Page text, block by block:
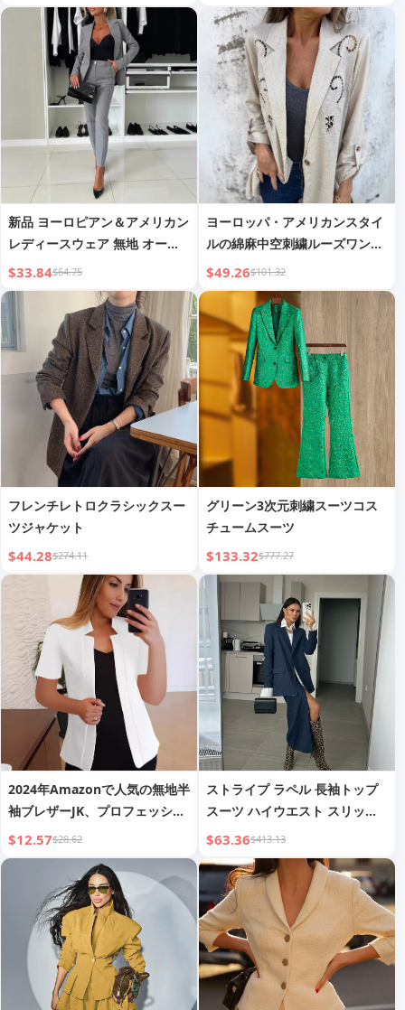
新品 ヨーロピアン＆アメリカン
レディースウェア 無地 オール
マッチ カジュアルスーツ
$33.84$64.75
ヨーロッパ・アメリカンスタイ
ルの綿麻中空刺繍ルーズワンボ
タン小スーツ レディース
$49.26$101.32
フレンチレトロクラシックスー
ツジャケット
$44.28$274.11
グリーン3次元刺繍スーツコス
チュームスーツ
$133.32$777.27
2024年Amazonで人気の無地半
袖ブレザーJK、プロフェッショ
ナルカジュアル万能スーツ
$12.57$28.62
ストライプ ラペル 長袖トップ
スーツ ハイウエスト スリット
スカート 2ピーススーツ
$63.36$413.13